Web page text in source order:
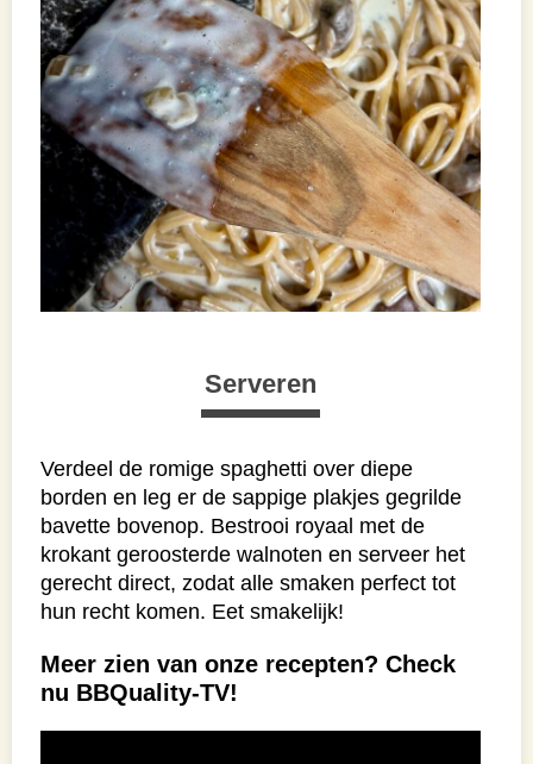
Serveren
Verdeel de romige spaghetti over diepe
borden en leg er de sappige plakjes gegrilde
bavette bovenop. Bestrooi royaal met de
krokant geroosterde walnoten en serveer het
gerecht direct, zodat alle smaken perfect tot
hun recht komen. Eet smakelijk!
Meer zien van onze recepten? Check
nu BBQuality-TV!